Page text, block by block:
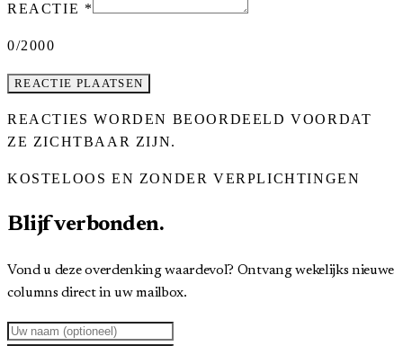
REACTIE *
0/2000
REACTIE PLAATSEN
REACTIES WORDEN BEOORDEELD VOORDAT
ZE ZICHTBAAR ZIJN.
KOSTELOOS EN ZONDER VERPLICHTINGEN
Blijf verbonden.
Vond u deze overdenking waardevol? Ontvang wekelijks nieuwe
columns direct in uw mailbox.